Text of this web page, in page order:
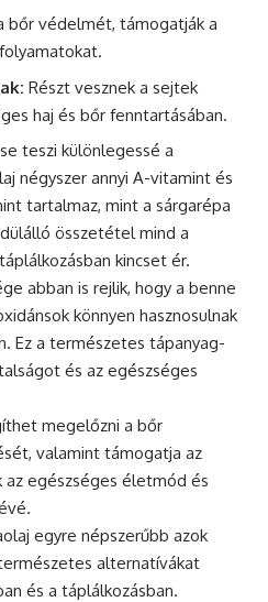
bőr védelmét, támogatják a
Részt vesznek a sejtek
haj és bőr fenntartásában.
teszi különlegessé a
négyszer annyi A-vitamint és
tartalmaz, mint a sárgarépa
összetétel mind a
kincset ér.
abban is rejlik, hogy a benne
könnyen hasznosulnak
Ez a természetes tápanyag-
és az egészséges
megelőzni a bőr
valamint támogatja az
az egészséges életmód és
egyre népszerűbb azok
alternatívákat
és a táplálkozásban.